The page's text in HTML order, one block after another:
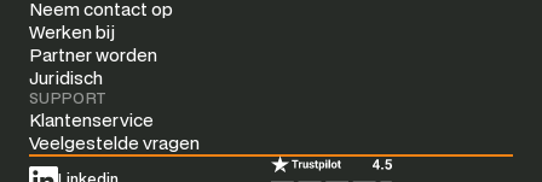
Neem contact op
Werken bij
Partner worden
Juridisch
SUPPORT
Klantenservice
Veelgestelde vragen